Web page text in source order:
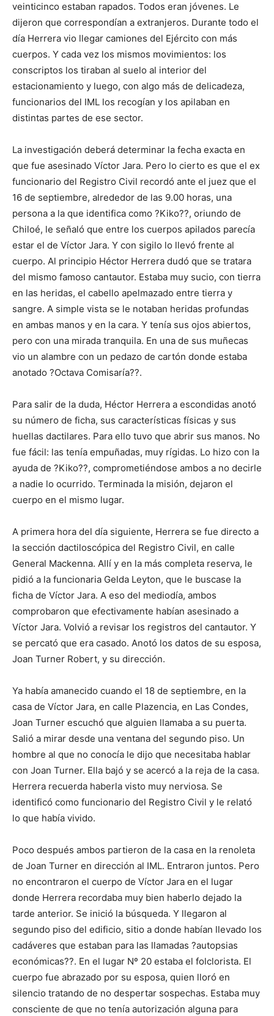
veinticinco estaban rapados. Todos eran jóvenes. Le
dijeron que correspondían a extranjeros. Durante todo el
día Herrera vio llegar camiones del Ejército con más
cuerpos. Y cada vez los mismos movimientos: los
conscriptos los tiraban al suelo al interior del
estacionamiento y luego, con algo más de delicadeza,
funcionarios del IML los recogían y los apilaban en
distintas partes de ese sector.
La investigación deberá determinar la fecha exacta en
que fue asesinado Víctor Jara. Pero lo cierto es que el ex
funcionario del Registro Civil recordó ante el juez que el
16 de septiembre, alrededor de las 9.00 horas, una
persona a la que identifica como ?Kiko??, oriundo de
Chiloé, le señaló que entre los cuerpos apilados parecía
estar el de Víctor Jara. Y con sigilo lo llevó frente al
cuerpo. Al principio Héctor Herrera dudó que se tratara
del mismo famoso cantautor. Estaba muy sucio, con tierra
en las heridas, el cabello apelmazado entre tierra y
sangre. A simple vista se le notaban heridas profundas
en ambas manos y en la cara. Y tenía sus ojos abiertos,
pero con una mirada tranquila. En una de sus muñecas
vio un alambre con un pedazo de cartón donde estaba
anotado ?Octava Comisaría??.
Para salir de la duda, Héctor Herrera a escondidas anotó
su número de ficha, sus características físicas y sus
huellas dactilares. Para ello tuvo que abrir sus manos. No
fue fácil: las tenía empuñadas, muy rígidas. Lo hizo con la
ayuda de ?Kiko??, comprometiéndose ambos a no decirle
a nadie lo ocurrido. Terminada la misión, dejaron el
cuerpo en el mismo lugar.
A primera hora del día siguiente, Herrera se fue directo a
la sección dactiloscópica del Registro Civil, en calle
General Mackenna. Allí y en la más completa reserva, le
pidió a la funcionaria Gelda Leyton, que le buscase la
ficha de Víctor Jara. A eso del mediodía, ambos
comprobaron que efectivamente habían asesinado a
Víctor Jara. Volvió a revisar los registros del cantautor. Y
se percató que era casado. Anotó los datos de su esposa,
Joan Turner Robert, y su dirección.
Ya había amanecido cuando el 18 de septiembre, en la
casa de Víctor Jara, en calle Plazencia, en Las Condes,
Joan Turner escuchó que alguien llamaba a su puerta.
Salió a mirar desde una ventana del segundo piso. Un
hombre al que no conocía le dijo que necesitaba hablar
con Joan Turner. Ella bajó y se acercó a la reja de la casa.
Herrera recuerda haberla visto muy nerviosa. Se
identificó como funcionario del Registro Civil y le relató
lo que había vivido.
Poco después ambos partieron de la casa en la renoleta
de Joan Turner en dirección al IML. Entraron juntos. Pero
no encontraron el cuerpo de Víctor Jara en el lugar
donde Herrera recordaba muy bien haberlo dejado la
tarde anterior. Se inició la búsqueda. Y llegaron al
segundo piso del edificio, sitio a donde habían llevado los
cadáveres que estaban para las llamadas ?autopsias
económicas??. En el lugar Nº 20 estaba el folclorista. El
cuerpo fue abrazado por su esposa, quien lloró en
silencio tratando de no despertar sospechas. Estaba muy
consciente de que no tenía autorización alguna para